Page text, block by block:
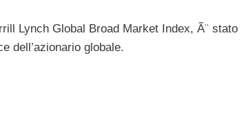
Lynch Global Broad Market Index, Ã¨ stato
dell’azionario globale.